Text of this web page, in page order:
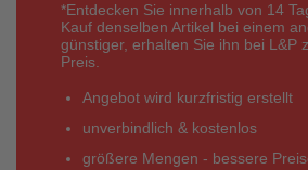
*Entdecken Sie innerhalb von 14
Kauf denselben Artikel bei einem
günstiger, erhalten Sie ihn bei L&P
Preis.
Angebot wird kurzfristig erstellt
unverbindlich & kostenlos
größere Mengen - bessere